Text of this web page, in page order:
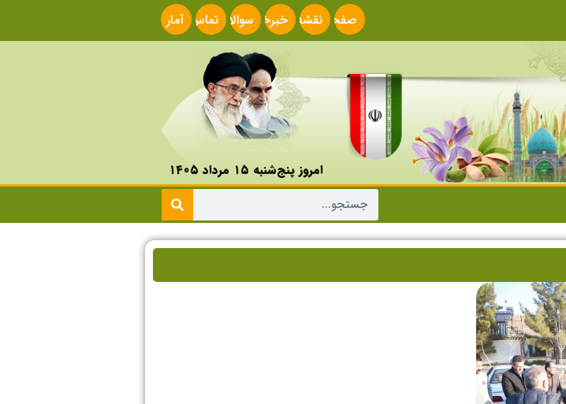
صفحه
اصلی
نقشه
سایت
خبرخوانسوالات
متداول
تماس
با ما
آمار
سایت
امروز پنج‌شنبه ۱۵ مرداد ۱۴۰۵